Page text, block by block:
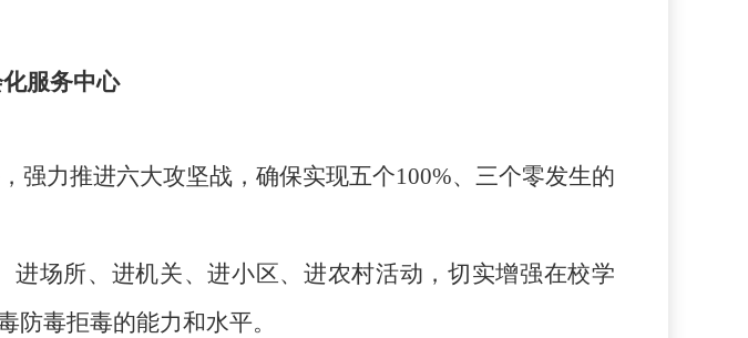
服务中心
强力推进六大攻坚战，确保实现五个100%、三个零发生的
进场所、进机关、进小区、进农村活动，切实增强在校学
毒拒毒的能力和水平。